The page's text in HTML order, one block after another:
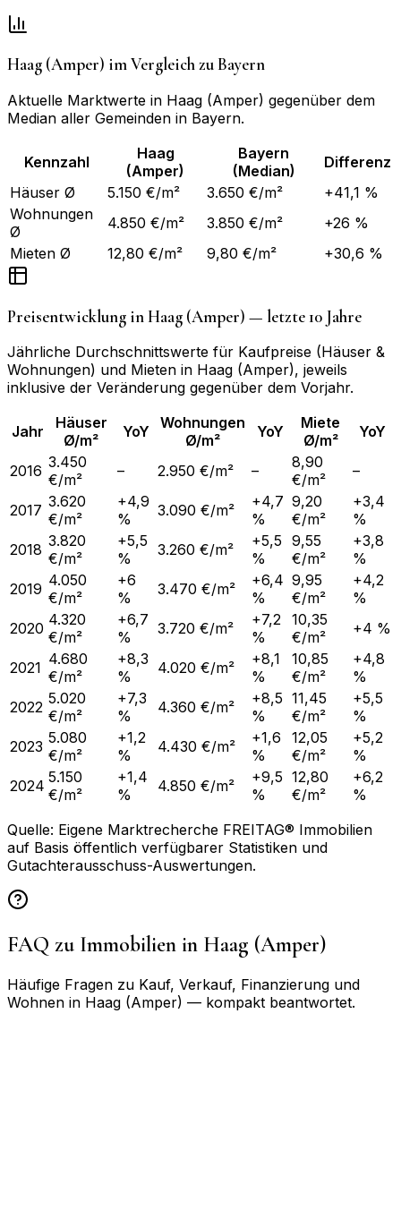
Haag (Amper) im Vergleich zuBayern
Aktuelle Marktwerte in Haag (Amper) gegenüber dem
Median aller Gemeinden in Bayern.
Kennzahl
Haag
(Amper)
Bayern
(Median)
Differenz
Häuser Ø
5.150 €/m² 3.650 €/m²
+41,1 %
Wohnungen
Ø
4.850 €/m² 3.850 €/m²
+26 %
Mieten Ø
12,80 €/m² 9,80 €/m² +30,6 %
Preisentwicklung inHaag (Amper) — letzte 10 Jahre
Jährliche Durchschnittswerte für Kaufpreise (Häuser &
Wohnungen) und Mieten in Haag (Amper), jeweils
inklusive der Veränderung gegenüber dem Vorjahr.
Jahr
Häuser
Ø/m²
YoY
Wohnungen
Ø/m²
YoY
Miete
Ø/m²
YoY
2016 3.450
€/m²
– 2.950 €/m² –
8,90
€/m²
–
2017 3.620
€/m²
+4,9
%
3.090 €/m²
+4,7
%
9,20
€/m²
+3,4
%
2018 3.820
€/m²
+5,5
%
3.260 €/m²
+5,5
%
9,55
€/m²
+3,8
%
2019 4.050
€/m²
+6
%
3.470 €/m²
+6,4
%
9,95
€/m²
+4,2
%
2020 4.320
€/m²
+6,7
%
3.720 €/m²
+7,2
%
10,35
€/m²
+4 %
2021 4.680
€/m²
+8,3
%
4.020 €/m²
+8,1
%
10,85
€/m²
+4,8
%
2022 5.020
€/m²
+7,3
%
4.360 €/m²
+8,5
%
11,45
€/m²
+5,5
%
2023 5.080
€/m²
+1,2
%
4.430 €/m²
+1,6
%
12,05
€/m²
+5,2
%
2024 5.150
€/m²
+1,4
%
4.850 €/m²
+9,5
%
12,80
€/m²
+6,2
%
Quelle: Eigene Marktrecherche FREITAG® Immobilien
auf Basis öffentlich verfügbarer Statistiken und
Gutachterausschuss-Auswertungen.
FAQ zu Immobilien in Haag (Amper)
Häufige Fragen zu Kauf, Verkauf, Finanzierung und
Wohnen in Haag (Amper) — kompakt beantwortet.